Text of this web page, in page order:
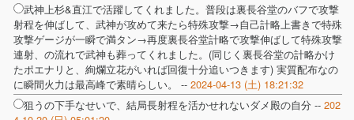
武神上杉&直江で活躍してくれました。普段は裏長谷堂のバフで攻撃
射程を伸ばして、武神が攻めて来たら特殊攻撃→自己計略上書きで特殊
攻撃ゲージが一瞬で満タン→再度裏長谷堂計略で攻撃伸ばして特殊攻撃
連射、の流れで武神も葬ってくれました。(同じく裏長谷堂の計略かけ
たポエナリと、絢爛立花がいれば回復十分追いつきます) 実質配布なの
に瞬間火力は最高峰で素晴らしい。 -- 2024-04-13 (土) 18:21:32
狙うの下手なせいで、結局長射程を活かせれないダメ殿の自分 -- 202